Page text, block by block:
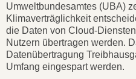
Umweltbundesamtes (UBA)
Klimaverträglichkeit
die Daten von Cloud-
Nutzern übertragen werden.
Datenübertragung
Umfang eingespart werden.